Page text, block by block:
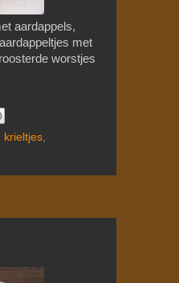
aardappels,
met
worstjes
krieltjes,